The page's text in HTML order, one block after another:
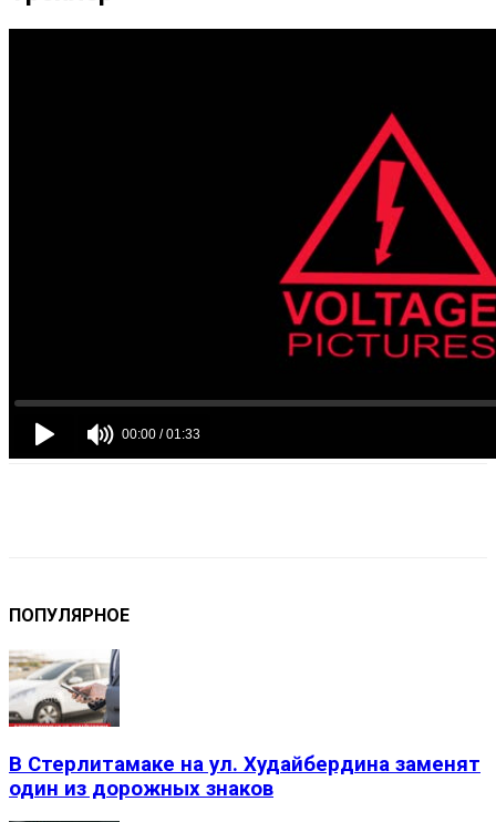
ПОПУЛЯРНОЕ
В Стерлитамаке на ул. Худайбердина заменят
один из дорожных знаков